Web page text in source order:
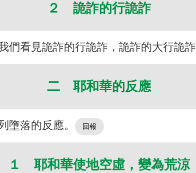
２ 詭詐的行詭詐
們看見詭詐的行詭詐，詭詐的大行詭
二 耶和華的反應
墮落的反應。
１ 耶和華使地空虛，變為荒涼